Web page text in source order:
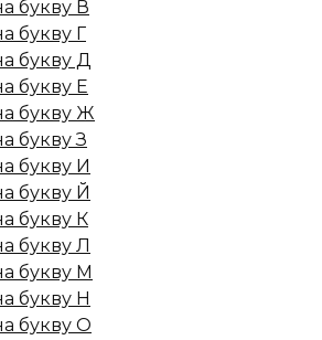
букву В
букву Г
букву Д
букву Е
букву Ж
букву З
букву И
букву Й
букву К
букву Л
букву М
букву Н
букву О